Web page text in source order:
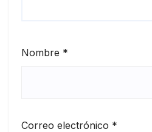
Nombre *
Correo electrónico *